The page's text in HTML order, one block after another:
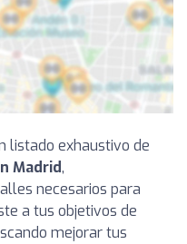
listado exhaustivo de
Madrid,
necesarios para
a tus objetivos de
mejorar tus